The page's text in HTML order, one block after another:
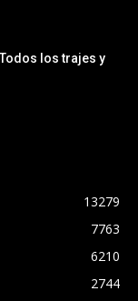
los trajes y
13279
7763
6210
2744